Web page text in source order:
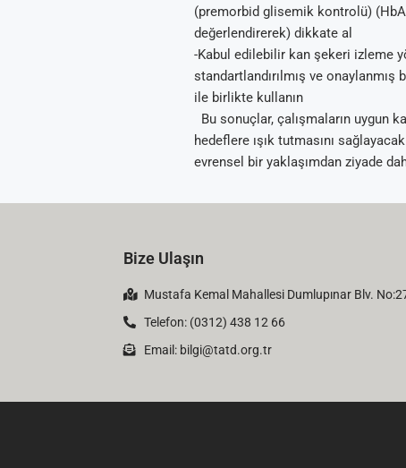
(premorbid glisemik kontrolü)
değerlendirerek) dikkate al
-Kabul edilebilir kan şekeri izleme
standartlandırılmış ve onaylanmış
ile birlikte kullanın
Bu sonuçlar, çalışmaların uygun
hedeflere ışık tutmasını
evrensel bir yaklaşımdan ziyade
Bize Ulaşın
Mustafa Kemal Mahallesi Dumlupınar Blv.
Telefon: (0312) 438 12 66
Email: bilgi@tatd.org.tr